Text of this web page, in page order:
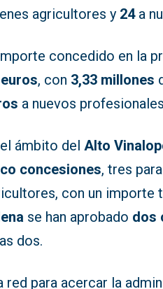
agricultores y 24a
concedido en la
, con 3,33 millones
a nuevos
el ámbito delAlto
concesiones, tres
con un importe
se han aprobado dos
dos.
red para acercar la